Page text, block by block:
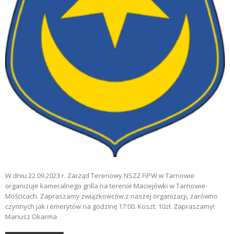
W dniu 22.09.2023 r. Zarząd Terenowy NSZZ FiPW w Tarnowie
organizuje kameralnego grilla na terenie Maciejówki w Tarnowie-
Mościcach. Zapraszamy związkowców z naszej organizacji, zarówno
czynnych jak i emerytów na godzinę 17:00. Koszt: 10zł. Zapraszamy!
Mariusz Okarma